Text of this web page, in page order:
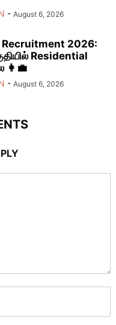
- August 6, 2026
Recruitment 2026:
Residential
👩‍💼
- August 6, 2026